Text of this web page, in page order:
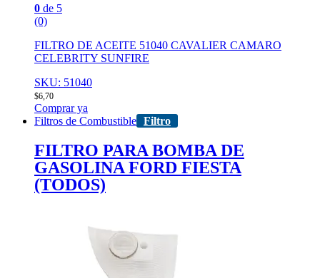
0 de 5
(0)
FILTRO DE ACEITE 51040 CAVALIER CAMARO
CELEBRITY SUNFIRE
SKU: 51040
$6,70
Comprar ya
Filtros de Combustible Filtro
FILTRO PARA BOMBA DE
GASOLINA FORD FIESTA
(TODOS)